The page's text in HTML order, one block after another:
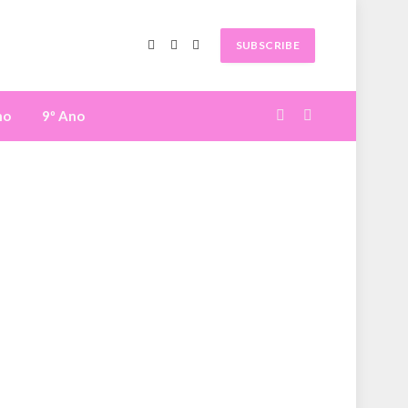
Facebook
X
Instagram
SUBSCRIBE
9º Ano